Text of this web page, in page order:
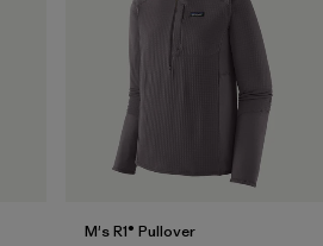
M's R1® Pullover